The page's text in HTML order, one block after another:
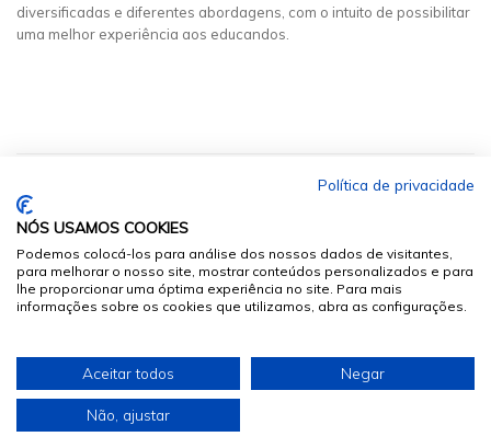
diversificadas e diferentes abordagens, com o intuito de possibilitar
uma melhor experiência aos educandos.
© 2026 Sumários.org
. Todos os Direitos Reservados
Desenvolvido por
Política de privacidade
NÓS USAMOS COOKIES
Podemos colocá-los para análise dos nossos dados de visitantes,
para melhorar o nosso site, mostrar conteúdos personalizados e para
lhe proporcionar uma óptima experiência no site. Para mais
informações sobre os cookies que utilizamos, abra as configurações.
Aceitar todos Negar
Não, ajustar